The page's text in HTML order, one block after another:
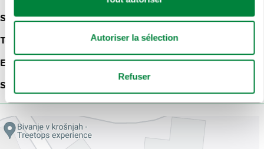
Autoriser la sélection
Refuser
Slivna pri Vačah
Telefon: +386 (0)30 332 332
E-mail:info@pustolovski-park-geoss.si
Site web: